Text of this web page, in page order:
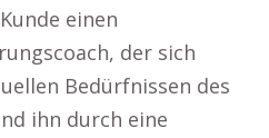
einen
der sich
Bedürfnissen des
ihn durch eine